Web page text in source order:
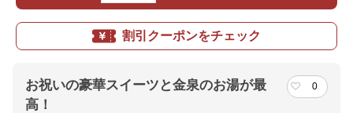
割引クーポンをチェック
お祝いの豪華スイーツと金泉のお湯が最
高！
0